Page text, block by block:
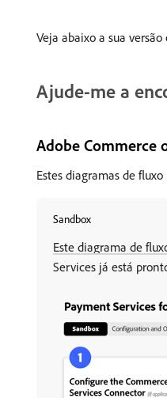
Veja abaixo a sua
Ajude-me a
Adobe Commerce
Estes diagramas de
Sandbox
Este diagrama de
Services já está